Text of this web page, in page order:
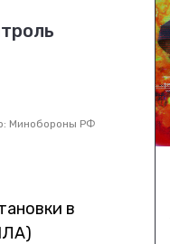
Минобороны РФ
в